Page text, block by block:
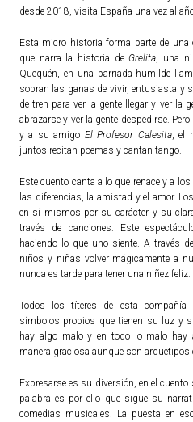
Noticias
Agenda
desde 2018, visita España una vez al
Esta micro historia forma parte de
que narra la historia deGrelita , una
Quequén, en una barriada humilde
sobran las ganas de vivir, entusiasta y
de tren para ver la gente llegar y ver la
abrazarse y ver la gente despedirse.
y a su amigo El Profesor Calesita, el
juntos recitan poemas y cantan tango.
Este cuento canta a lo que renace y a
las diferencias, la amistad y el amor.
en sí mismos por su carácter y su
través de canciones. Este
haciendo lo que uno siente. A través
niños y niñas volver mágicamente a
nunca es tarde para tener una niñez feliz.
Todos los títeres de esta compañía
símbolos propios que tienen su luz y
hay algo malo y en todo lo malo hay
manera graciosa aunque son arquetipos
Expresarse es su diversión, en el
palabra es por ello que sigue su
comedias musicales. La puesta en